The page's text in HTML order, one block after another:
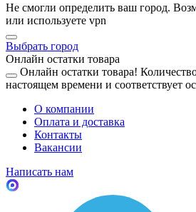
Не смогли определить ваш город.
или используете vpn
Выбрать город
Онлайн остатки товара
Онлайн остатки товара!
настоящем времени и соответствует
О компании
Оплата и доставка
Контакты
Вакансии
Написать нам